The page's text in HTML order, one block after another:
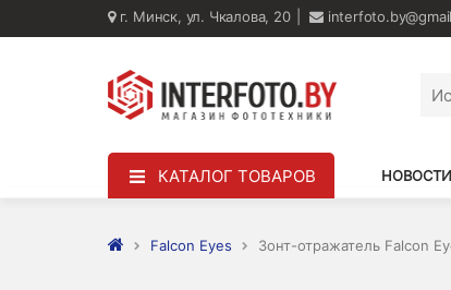
г. Минск, ул. Чкалова, 20
КАТАЛОГ ТОВАРОВ НОВОСТИ
Falcon Eyes Зонт-отражатель Falcon